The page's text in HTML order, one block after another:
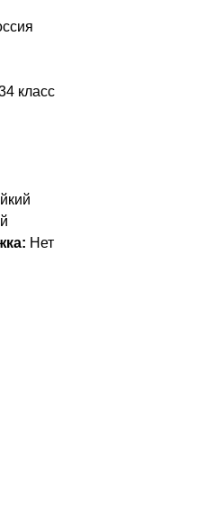
класс
Нет